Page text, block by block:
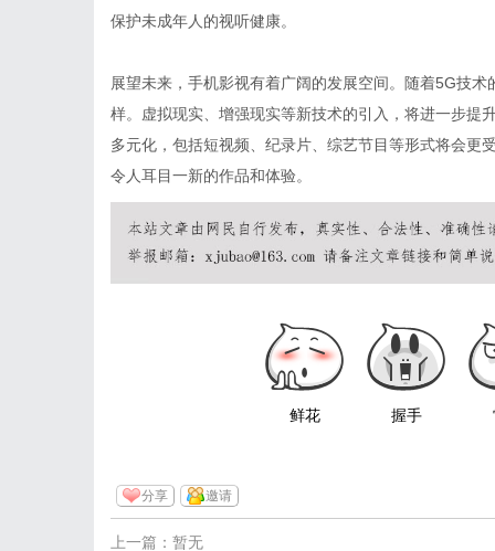
保护未成年人的视听健康。
展望未来，手机影视有着广阔的发展空间。随着5G技
样。虚拟现实、增强现实等新技术的引入，将进一步提
多元化，包括短视频、纪录片、综艺节目等形式将会更
令人耳目一新的作品和体验。
鲜花 握手
分享 邀请
上一篇：暂无